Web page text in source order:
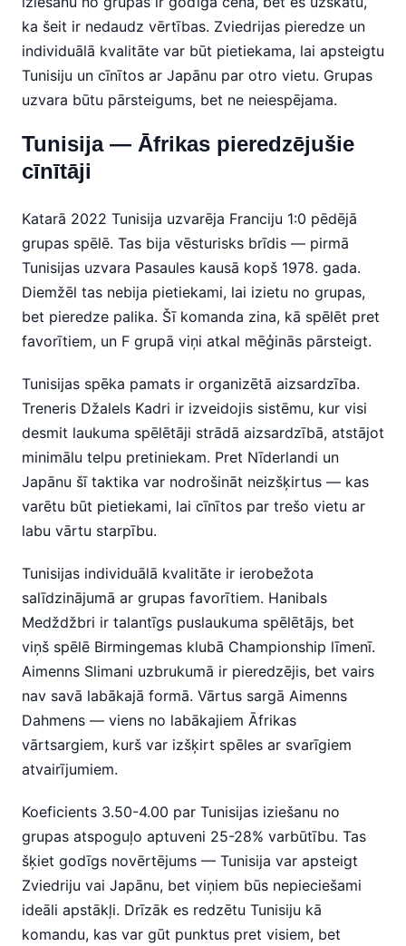
ka šeit ir nedaudz vērtības. Zviedrijas pieredze un
individuālā kvalitāte var būt pietiekama, lai apsteigtu
Tunisiju un cīnītos ar Japānu par otro vietu. Grupas
uzvara būtu pārsteigums, bet ne neiespējama.
Tunisija — Āfrikas pieredzējušie
cīnītāji
Katarā 2022 Tunisija uzvarēja Franciju 1:0 pēdējā
grupas spēlē. Tas bija vēsturisks brīdis — pirmā
Tunisijas uzvara Pasaules kausā kopš 1978. gada.
Diemžēl tas nebija pietiekami, lai izietu no grupas,
bet pieredze palika. Šī komanda zina, kā spēlēt pret
favorītiem, un F grupā viņi atkal mēģinās pārsteigt.
Tunisijas spēka pamats ir organizētā aizsardzība.
Treneris Džalels Kadri ir izveidojis sistēmu, kur visi
desmit laukuma spēlētāji strādā aizsardzībā, atstājot
minimālu telpu pretiniekam. Pret Nīderlandi un
Japānu šī taktika var nodrošināt neizšķirtus — kas
varētu būt pietiekami, lai cīnītos par trešo vietu ar
labu vārtu starpību.
Tunisijas individuālā kvalitāte ir ierobežota
salīdzinājumā ar grupas favorītiem. Hanibals
Medždžbri ir talantīgs puslaukuma spēlētājs, bet
viņš spēlē Birmingemas klubā Championship līmenī.
Aimenns Slimani uzbrukumā ir pieredzējis, bet vairs
nav savā labākajā formā. Vārtus sargā Aimenns
Dahmens — viens no labākajiem Āfrikas
vārtsargiem, kurš var izšķirt spēles ar svarīgiem
atvairījumiem.
Koeficients 3.50-4.00 par Tunisijas iziešanu no
grupas atspoguļo aptuveni 25-28% varbūtību. Tas
šķiet godīgs novērtējums — Tunisija var apsteigt
Zviedriju vai Japānu, bet viņiem būs nepieciešami
ideāli apstākļi. Drīzāk es redzētu Tunisiju kā
komandu, kas var gūt punktus pret visiem, bet